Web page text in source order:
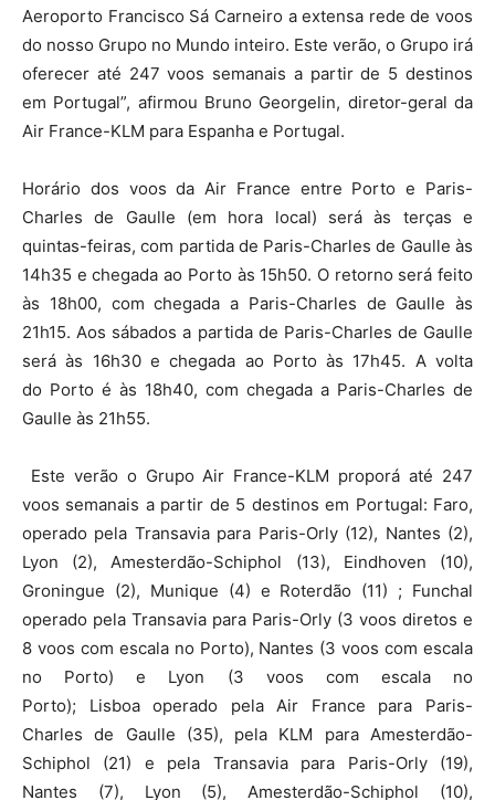
Aeroporto Francisco Sá Carneiro a extensa rede de voos
do nosso Grupo no Mundo inteiro. Este verão, o Grupo irá
oferecer até 247 voos semanais a partir de 5 destinos
em Portugal”, afirmou Bruno Georgelin, diretor-geral da
Air France-KLM para Espanha e Portugal.
Horário dos voos da Air France entre Porto e Paris-
Charles de Gaulle (em hora local) será às terças e
quintas-feiras, com partida de Paris-Charles de Gaulle às
14h35 e chegada ao Porto às 15h50. O retorno será feito
às 18h00, com chegada a Paris-Charles de Gaulle às
21h15. Aos sábados a partida de Paris-Charles de Gaulle
será às 16h30 e chegada ao Porto às 17h45. A volta
do Porto é às 18h40, com chegada a Paris-Charles de
Gaulle às 21h55.
Este verão o Grupo Air France-KLM proporá até 247
voos semanais a partir de 5 destinos em Portugal: Faro,
operado pela Transavia para Paris-Orly (12), Nantes (2),
Lyon (2), Amesterdão-Schiphol (13), Eindhoven (10),
Groningue (2), Munique (4) e Roterdão (11) ; Funchal
operado pela Transavia para Paris-Orly (3 voos diretos e
8 voos com escala no Porto), Nantes (3 voos com escala
no Porto) e Lyon (3 voos com escala no
Porto); Lisboa operado pela Air France para Paris-
Charles de Gaulle (35), pela KLM para Amesterdão-
Schiphol (21) e pela Transavia para Paris-Orly (19),
Nantes (7), Lyon (5), Amesterdão-Schiphol (10),